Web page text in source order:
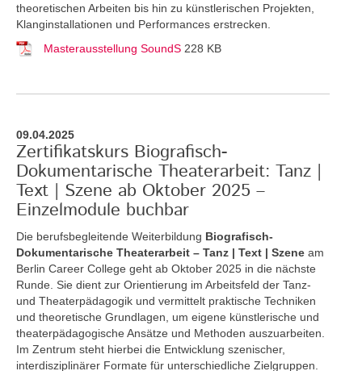
theoretischen Arbeiten bis hin zu künstlerischen Projekten,
Klanginstallationen und Performances erstrecken.
Masterausstellung SoundS 228 KB
09.04.2025
Zertifikatskurs Biografisch-
Dokumentarische Theaterarbeit: Tanz |
Text | Szene ab Oktober 2025 –
Einzelmodule buchbar
Die berufsbegleitende Weiterbildung Biografisch-
Dokumentarische Theaterarbeit – Tanz | Text | Szene am
Berlin Career College geht ab Oktober 2025 in die nächste
Runde. Sie dient zur Orientierung im Arbeitsfeld der Tanz-
und Theaterpädagogik und vermittelt praktische Techniken
und theoretische Grundlagen, um eigene künstlerische und
theaterpädagogische Ansätze und Methoden auszuarbeiten.
Im Zentrum steht hierbei die Entwicklung szenischer,
interdisziplinärer Formate für unterschiedliche Zielgruppen.